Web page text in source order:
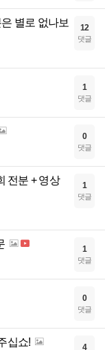
별로 없나보
12
댓글
1
댓글
0
댓글
전분 + 영상 1
댓글
1
댓글
0
댓글
십쇼! 4